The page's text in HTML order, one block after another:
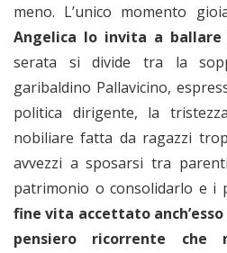
meno. L’unico momento
Angelica lo invita a
serata si divide tra la
garibaldino Pallavicino,
politica dirigente, la
nobiliare fatta da ragazzi
avvezzi a sposarsi tra
patrimonio o consolidarlo e i
fine vita accettato
pensiero ricorrente che